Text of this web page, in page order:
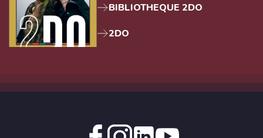
BIBLIOTHEQUE 2DO
2DO